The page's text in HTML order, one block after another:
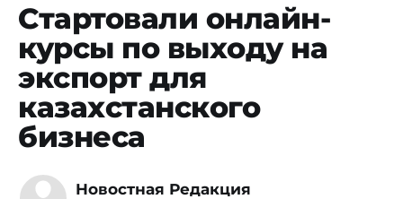
Стартовали онлайн-
курсы по выходу на
экспорт для
казахстанского
бизнеса
Новостная Редакция